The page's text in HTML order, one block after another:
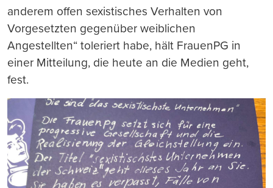
anderem offen sexistisches Verhalten von
Vorgesetzten gegenüber weiblichen
Angestellten“ toleriert habe, hält FrauenPG in
einer Mitteilung, die heute an die Medien geht,
fest.